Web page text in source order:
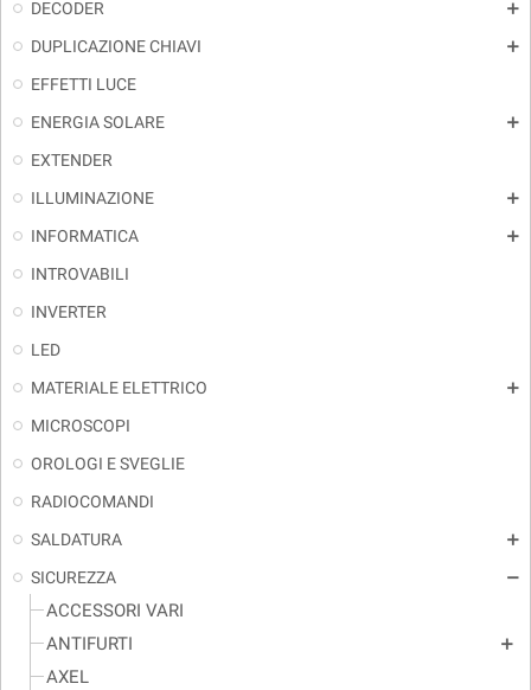
DECODER
add
DUPLICAZIONE CHIAVI add
EFFETTI LUCE
ENERGIA SOLARE
add
EXTENDER
ILLUMINAZIONE
add
INFORMATICA add
INTROVABILI
INVERTER
LED
MATERIALE ELETTRICO
add
MICROSCOPI
OROLOGI E SVEGLIE
RADIOCOMANDI
SALDATURA
add
SICUREZZA remove
ACCESSORI VARI
ANTIFURTI
add
AXEL